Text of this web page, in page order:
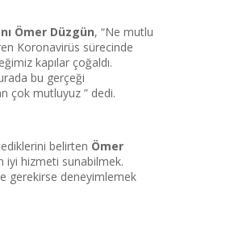
Ömer Düzgün, “Ne mutlu
Koronavirüs sürecinde
kapılar çoğaldı.
bu gerçeği
çok mutluyuz ” dedi.
belirten Ömer
iyi hizmeti sunabilmek.
gerekirse deneyimlemek